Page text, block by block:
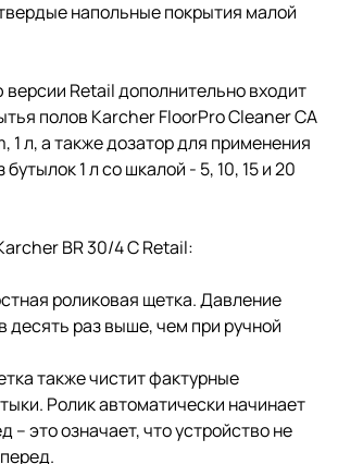
напольные покрытия малой
Retail дополнительно входит
полов Karcher FloorPro Cleaner CA
1 л, а также дозатор для применения
1 л со шкалой - 5, 10, 15 и 20
BR 30/4 C Retail:
роликовая щетка. Давление
десять раз выше, чем при ручной
также чистит фактурные
Ролик автоматически начинает
– это означает, что устройство не